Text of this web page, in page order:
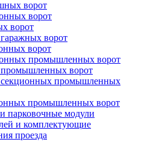
ворот
ворот
вopoт
вopoт
вopoт
промышленных ворот
вopoт
секционных промышленных
промышленных вopoт
парковочные модули
и комплектующие
проезда